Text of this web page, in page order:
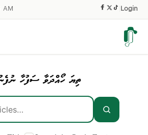
AM Login
ތިޔަ ހޯއްދަވާ ސަފުހާ